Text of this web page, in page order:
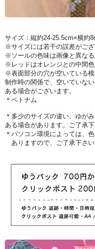
サイズ：縦約24-25.5cm×横約
※サイズには若干の誤差がござ
※ソールの色味は画像と異なる
※レッドはオレンジとの中間色
※表面部分の穴が空いている
制作時の関係で、空いていな
ある場合がございます。
＊ベトナム
＊多少のサイズの違い、ゆが
ある場合があります。ご了承下
＊パソコン環境によっては、
ありますので、ご了承下さい